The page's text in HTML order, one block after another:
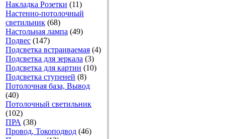
Накладка Розетки (11)
Настенно-потолочный
светильник (68)
Настольная лампа (49)
Подвес (147)
Подсветка встраиваемая (4)
Подсветка для зеркала (3)
Подсветка для картин (10)
Подсветка ступеней (8)
Потолочная база, Вывод
(40)
Потолочный светильник
(102)
ПРА (38)
Провод, Токоподвод (46)